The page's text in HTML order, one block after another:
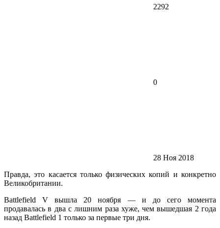
2292
0
28 Ноя 2018
Правда, это касается только физических копий и конкретно
Великобритании.
Battlefield V вышла 20 ноября — и до сего момента
продавалась в два с лишним раза хуже, чем вышедшая 2 года
назад Battlefield 1 только за первые три дня.